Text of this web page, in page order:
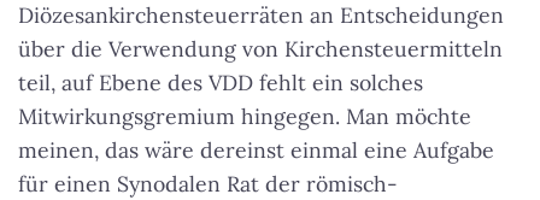
Diözesankirchensteuerräten an Entscheidungen
über die Verwendung von Kirchensteuermitteln
teil, auf Ebene des VDD fehlt ein solches
Mitwirkungsgremium hingegen. Man möchte
meinen, das wäre dereinst einmal eine Aufgabe
für einen Synodalen Rat der römisch-